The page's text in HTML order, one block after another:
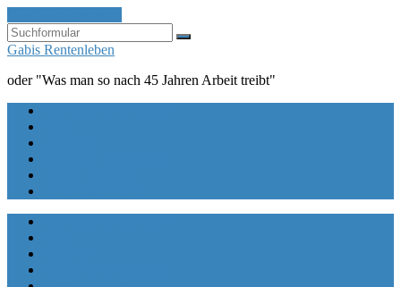
Suchen
Gabis Rentenleben
oder "Was man so nach 45 Jahren Arbeit treibt"